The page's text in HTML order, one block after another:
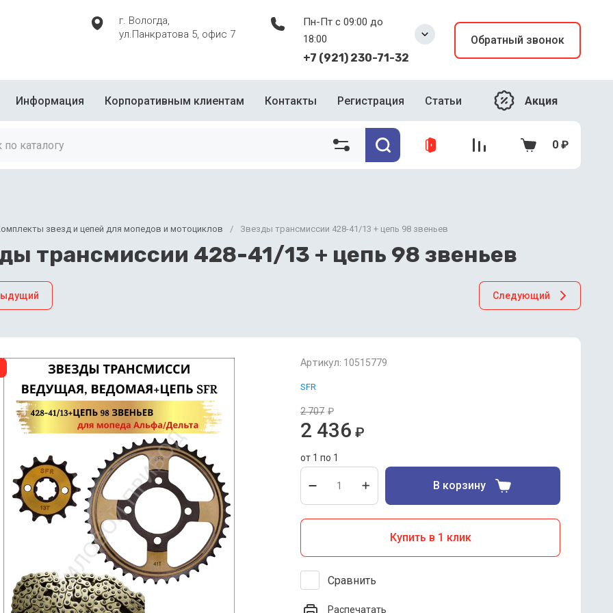
г. Вологда,
ул.Панкратова 5, офис 7
Пн-Пт с 09:00 до
18:00
+7 (921) 230-71-32
Обратный звонок
Информация Корпоративным клиентам Контакты Регистрация Статьи Акция
0 ₽
звезд и цепей для мопедов и мотоциклов / Звезды трансмиссии 428-41/13 + цепь 98 звеньев
трансмиссии 428-41/13 + цепь 98 звеньев
Следующий
Артикул: 10515779
SFR
2 707 ₽
2 436 ₽
от 1 по 1
В корзину
Купить в 1 клик
Сравнить
Распечатать